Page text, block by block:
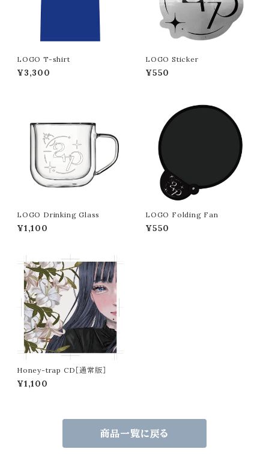
LOGO T-shirt
¥3,300
LOGO Sticker
¥550
LOGO Drinking Glass
¥1,100
LOGO Folding Fan
¥550
Honey-trap CD［通常版］
¥1,100
商品一覧に戻る